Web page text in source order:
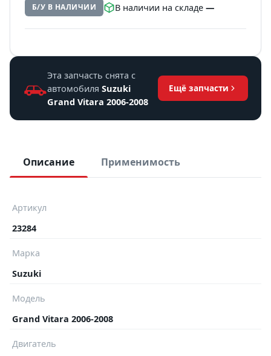
Б/У В НАЛИЧИИ В наличии на складе—
Эта запчасть снята с
автомобиля Suzuki
Grand Vitara 2006-2008
Ещё запчасти
Описание Применимость
Артикул
23284
Марка
Suzuki
Модель
Grand Vitara 2006-2008
Двигатель